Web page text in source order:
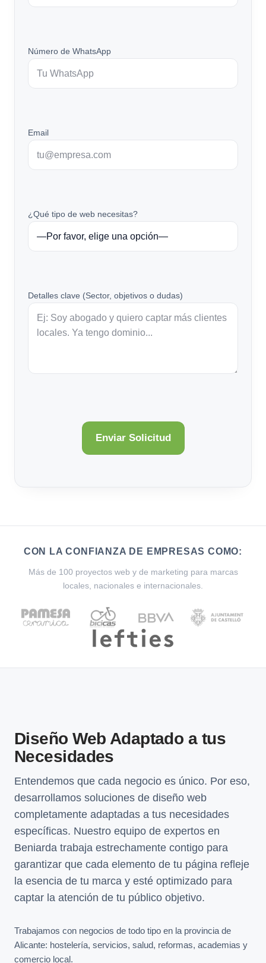
Número de WhatsApp
Email
¿Qué tipo de web necesitas?
Detalles clave (Sector, objetivos o dudas)
CON LA CONFIANZA DE EMPRESAS COMO:
Más de 100 proyectos web y de marketing para marcas
locales, nacionales e internacionales.
Diseño Web Adaptado a tus
Necesidades
Entendemos que cada negocio es único. Por eso,
desarrollamos soluciones de diseño web
completamente adaptadas a tus necesidades
específicas. Nuestro equipo de expertos en
Beniarda trabaja estrechamente contigo para
garantizar que cada elemento de tu página refleje
la esencia de tu marca y esté optimizado para
captar la atención de tu público objetivo.
Trabajamos con negocios de todo tipo en la provincia de
Alicante: hostelería, servicios, salud, reformas, academias y
comercio local.